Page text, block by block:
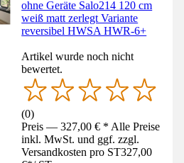
ohne Geräte Salo214 120 cm
weiß matt zerlegt Variante
reversibel HWSA HWR-6+
Artikel wurde noch nicht
bewertet.
(0)
Preis — 327,00 € * Alle Preise
inkl. MwSt. und ggf. zzgl.
Versandkosten pro ST327,00